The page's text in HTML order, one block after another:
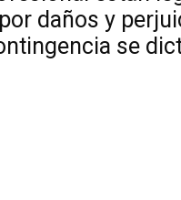
daños y
se